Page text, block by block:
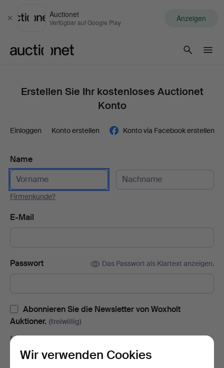
Schließen
Auctionet
Verfügbar auf Google Play Anzeigen
Erstellen Sie Ihr kostenloses Auctionet
Konto
Einloggen Konto erstellen Konto via Facebook erstellen
Name
Firmenkunde?
E-Mail
Passwort Das Passwort als Klartext anzeigen.
Abonnieren Sie die Newsletter von Woxholt
Auktioner. (freiwillig)
Mit u.a. Auktionskatalogen, Enladungen zu Veranstaltungen und
Neuigkeiten. Sie können das Abonnement ganz einfach
beenden, falls Sie nicht mehr interessiert sind.
Wir verwenden Cookies